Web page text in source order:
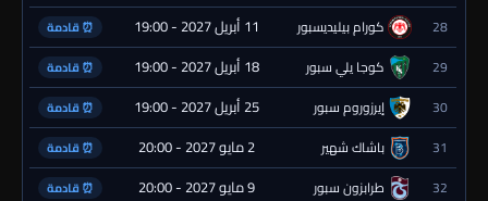
28 كورام بيليديسبور 11 أبريل 2027 - 19:00 ⏰ قادمة
29 كوجا يلي سبور 18 أبريل 2027 - 19:00 ⏰ قادمة
30 إيرزوروم سبور 25 أبريل 2027 - 19:00 ⏰ قادمة
31 باشاك شهير 2 مايو 2027 - 20:00 ⏰ قادمة
32 طرابزون سبور 9 مايو 2027 - 20:00 ⏰ قادمة